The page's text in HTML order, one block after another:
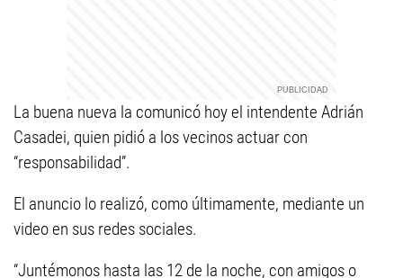
La buena nueva la comunicó hoy el intendente Adrián
Casadei, quien pidió a los vecinos actuar con
“responsabilidad”.
El anuncio lo realizó, como últimamente, mediante un
video en sus redes sociales.
“Juntémonos hasta las 12 de la noche, con amigos o